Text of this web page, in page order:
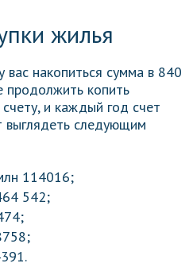
жилья
вас накопиться сумма в 840
продолжить копить
и каждый год счет
выглядеть следующим
114016;
542;